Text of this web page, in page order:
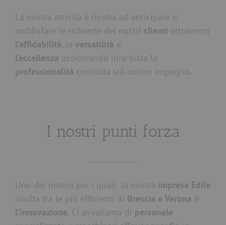
La nostra attività è rivolta ad anticipare e
soddisfare le richieste dei nostri clienti attraverso
l’affidabilità, la versatilità e
l’eccellenza assicurando loro tutta la
professionalità costruita sul nostro impegno.
I nostri punti forza
Uno dei motivi per i quali la nostra impresa Edile
risulta tra le più efficienti di Brescia e Verona è
l’innovazione. Ci avvaliamo di personale